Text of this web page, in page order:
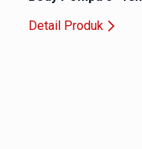
tingkat tinggi. DICO
Detail Produk